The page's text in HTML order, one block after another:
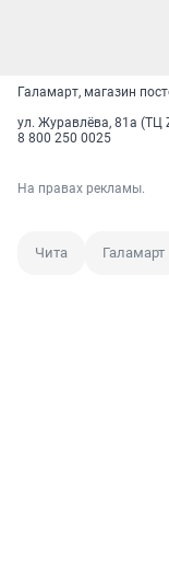
Галамарт, магазин
ул. Журавлёва, 81а (ТЦ
8 800 250 0025
На правах рекламы.
Чита Галамарт